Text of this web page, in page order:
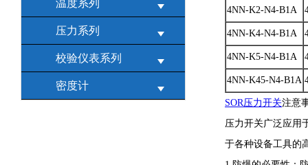
温度系列
压力系列
校验仪表系列
密度计
4NN-K2-N4-B1A
4NN-K4-N4-B1A
4NN-K5-N4-B1A
4NN-K45-N4-B1A
SOR压力开关注意
压力开关广泛应用
于各种设备工具的